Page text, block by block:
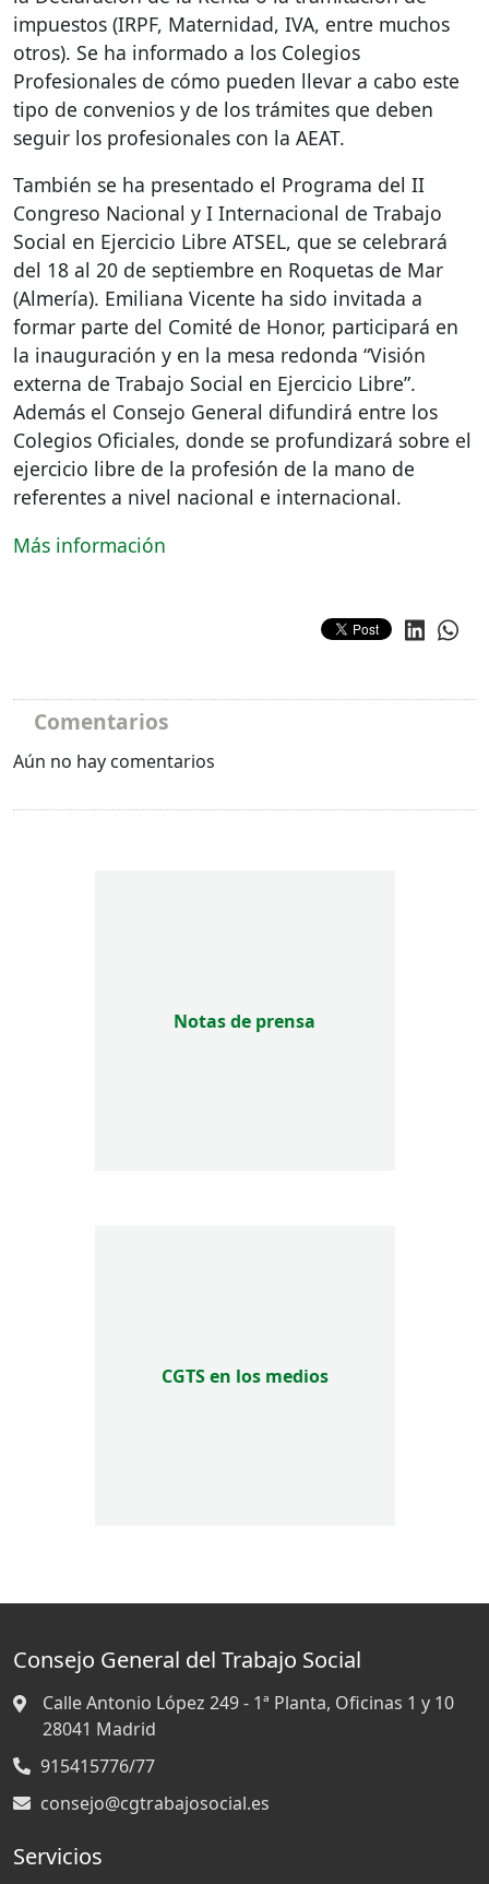
impuestos (IRPF, Maternidad, IVA, entre muchos
otros). Se ha informado a los Colegios
Profesionales de cómo pueden llevar a cabo este
tipo de convenios y de los trámites que deben
seguir los profesionales con la AEAT.
También se ha presentado el Programa del II
Congreso Nacional y I Internacional de Trabajo
Social en Ejercicio Libre ATSEL, que se celebrará
del 18 al 20 de septiembre en Roquetas de Mar
(Almería). Emiliana Vicente ha sido invitada a
formar parte del Comité de Honor, participará en
la inauguración y en la mesa redonda “Visión
externa de Trabajo Social en Ejercicio Libre”.
Además el Consejo General difundirá entre los
Colegios Oficiales, donde se profundizará sobre el
ejercicio libre de la profesión de la mano de
referentes a nivel nacional e internacional.
Más información
Comentarios
Aún no hay comentarios
Notas de prensa
CGTS en los medios
Consejo General del Trabajo Social
Calle Antonio López 249 - 1ª Planta, Oficinas 1 y 10
28041 Madrid
915415776/77
consejo@cgtrabajosocial.es
Servicios